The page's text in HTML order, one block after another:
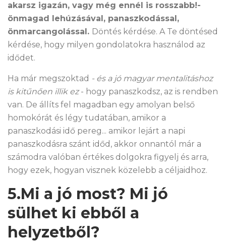
akarsz igazán, vagy még ennél is rosszabb!-
önmagad lehúzásával, panaszkodással,
önmarcangolással. Döntés kérdése. A Te döntésed
kérdése, hogy milyen gondolatokra használod az
idődet.
Ha már megszoktad - és a jó magyar mentalitáshoz
is kitűnően illik ez- hogy panaszkodsz, az is rendben
van. De állíts fel magadban egy amolyan belső
homokórát és légy tudatában, amikor a
panaszkodási idő pereg... amikor lejárt a napi
panaszkodásra szánt időd, akkor onnantól már a
számodra valóban értékes dolgokra figyelj és arra,
hogy ezek, hogyan visznek közelebb a céljaidhoz.
5.Mi a jó most? Mi jó
sülhet ki ebből a
helyzetből?